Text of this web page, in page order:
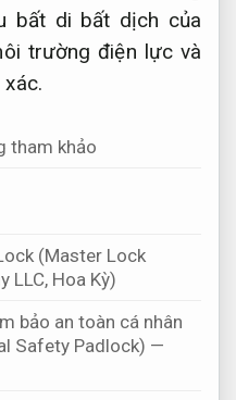
bất di bất dịch của
trường điện lực và
tham khảo
(Master Lock
LLC, Hoa Kỳ)
bảo an toàn cá nhân
Safety Padlock) —